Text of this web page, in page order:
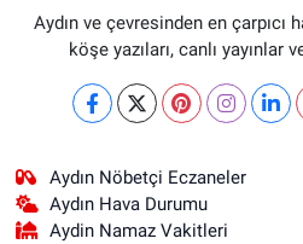
Aydın ve çevresinden en çarpıcı
köşe yazıları, canlı yayınlar
Aydın Nöbetçi Eczaneler
Aydın Hava Durumu
Aydin Namaz Vakitleri